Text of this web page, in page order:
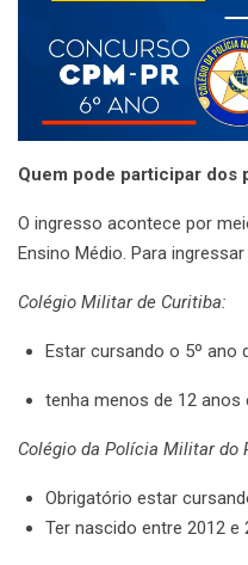
Quem pode participar dos
O ingresso acontece por
Ensino Médio. Para
Colégio Militar de Curitiba:
Estar cursando o 5º ano
tenha menos de 12
Colégio da Polícia Militar do
Obrigatório estar
Ter nascido entre 2012 e